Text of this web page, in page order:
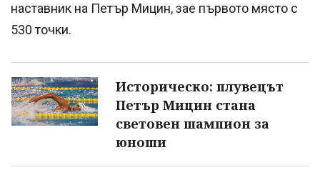
наставник на Петър Мицин, зае първото място с
530 точки.
Историческо: плувецът
Петър Мицин стана
световен шампион за
юноши